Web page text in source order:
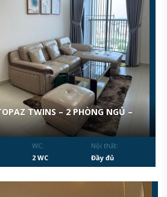
TWINS – 2 PHÒNG NGỦ –
WC:
2 WC
Nội thất:
Đầy đủ